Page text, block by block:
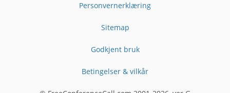
Personvernerklæring
Sitemap
Godkjent bruk
Betingelser & vilkår